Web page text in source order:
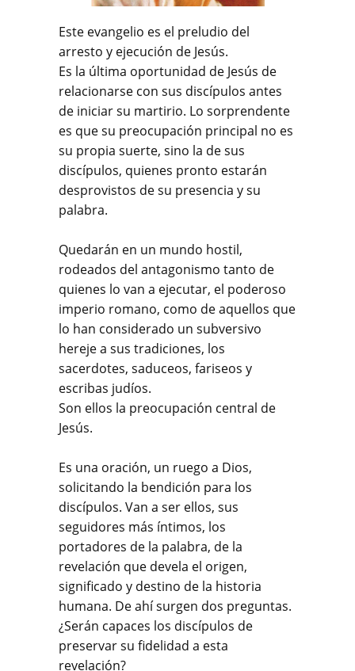
Este evangelio es el preludio del
arresto y ejecución de Jesús.
Es la última oportunidad de Jesús de
relacionarse con sus discípulos antes
de iniciar su martirio. Lo sorprendente
es que su preocupación principal no es
su propia suerte, sino la de sus
discípulos, quienes pronto estarán
desprovistos de su presencia y su
palabra.
Quedarán en un mundo hostil,
rodeados del antagonismo tanto de
quienes lo van a ejecutar, el poderoso
imperio romano, como de aquellos que
lo han considerado un subversivo
hereje a sus tradiciones, los
sacerdotes, saduceos, fariseos y
escribas judíos.
Son ellos la preocupación central de
Jesús.
Es una oración, un ruego a Dios,
solicitando la bendición para los
discípulos. Van a ser ellos, sus
seguidores más íntimos, los
portadores de la palabra, de la
revelación que devela el origen,
significado y destino de la historia
humana. De ahí surgen dos preguntas.
¿Serán capaces los discípulos de
preservar su fidelidad a esta
revelación?